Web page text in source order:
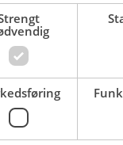
a client-side
console for more